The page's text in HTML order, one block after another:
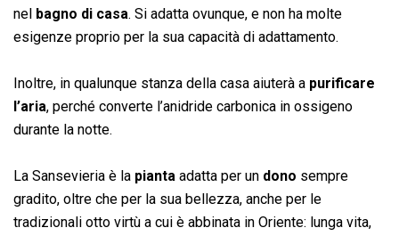
nel bagno di casa. Si adatta ovunque, e non ha molte
esigenze proprio per la sua capacità di adattamento.
Inoltre, in qualunque stanza della casa aiuterà a purificare
l’aria, perché converte l’anidride carbonica in ossigeno
durante la notte.
La Sansevieria è la pianta adatta per un dono sempre
gradito, oltre che per la sua bellezza, anche per le
tradizionali otto virtù a cui è abbinata in Oriente: lunga vita,